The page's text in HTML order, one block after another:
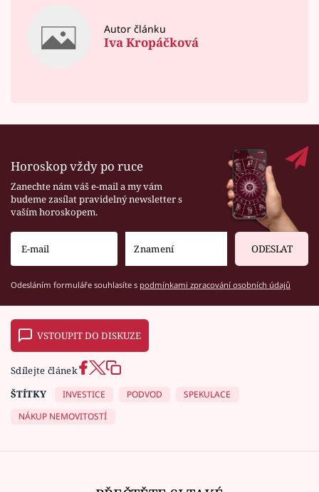
Autor článku
Iva Kropáčková
Horoskop vždy po ruce
Zanechte nám váš e-mail a my vám
budeme zasílat pravidelný newsletter s
vaším horoskopem.
ODESLAT
Odesláním formuláře souhlasíte s podmínkami zpracování osobních údajů
VSTOUPIT DO DISKUZE
Sdílejte článek
ŠTÍTKY
INVESTICE PODVOD
SPEKULACE
NÁKUP NEMOVITOSTÍ